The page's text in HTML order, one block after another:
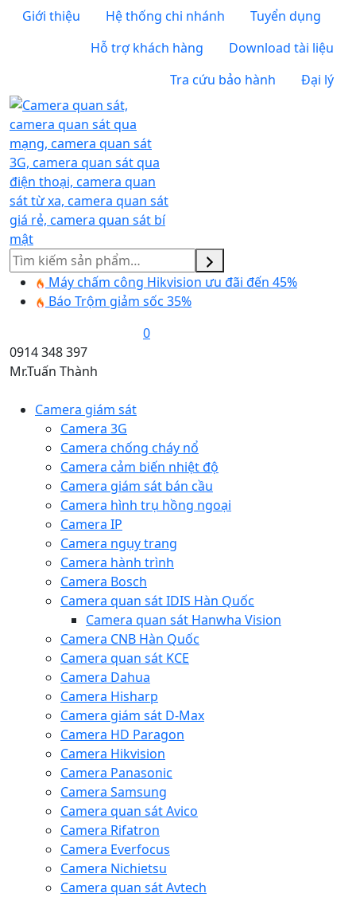
Giới thiệu Hệ thống chi nhánh
Tuyển dụng
Hỗ trợ khách hàng
Download tài liệu
Tra cứu bảo hành
Đại lý
Tìm
kiếm
Máy chấm công Hikvision ưu đãi đến 45%
Báo Trộm giảm sốc 35%
0
0914 348 397
Mr.Tuấn Thành
Camera giám sát
Camera 3G
Camera chống cháy nổ
Camera cảm biến nhiệt độ
Camera giám sát bán cầu
Camera hình trụ hồng ngoại
Camera IP
Camera ngụy trang
Camera hành trình
Camera Bosch
Camera quan sát IDIS Hàn Quốc
Camera quan sát Hanwha Vision
Camera CNB Hàn Quốc
Camera quan sát KCE
Camera Dahua
Camera Hisharp
Camera giám sát D-Max
Camera HD Paragon
Camera Hikvision
Camera Panasonic
Camera Samsung
Camera quan sát Avico
Camera Rifatron
Camera Everfocus
Camera Nichietsu
Camera quan sát Avtech